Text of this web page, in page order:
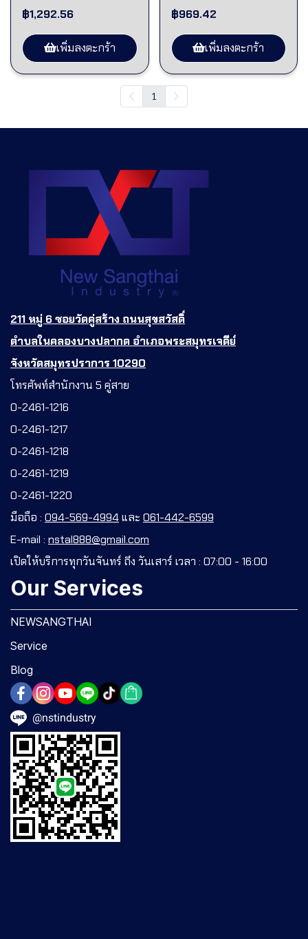
฿1,292.56
เพิ่มลงตะกร้า
฿969.42
เพิ่มลงตะกร้า
1
211 หมู่ 6 ซอยวัดคู่สร้าง ถนนสุขสวัสดิ์
ตำบลในคลองบางปลากด อำเภอพระสมุทรเจดีย์
จังหวัดสมุทรปราการ 10290
โทรศัพท์สำนักงาน 5 คู่สาย
0-2461-1216
0-2461-1217
0-2461-1218
0-2461-1219
0-2461-1220
มือถือ : 094-569-4994และ061-442-6599
E-mail : nstal888@gmail.com
เปิดให้บริการทุกวันจันทร์ ถึง วันเสาร์ เวลา : 07:00 - 16:00
Our Services
NEWSANGTHAI
Service
Blog
@nstindustry